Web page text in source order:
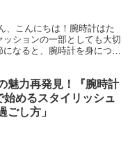
、こんにちは！腕時計はた
ションの一部としても大切
なると、腕時計を身につけ
魅力再発見！『腕時計
めるスタイリッシュ
ごし方」